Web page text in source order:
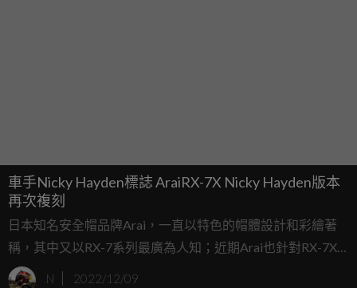
車手Nicky Hayden標誌 AraiRX-7X Nicky Hayden版本
再次複刻
日本知名安全帽品牌Arai，一直以特色的帽體設計和彩繪著
稱，其中又以RX-7系列最廣為人知；近期Arai也針對RX-7X
推出全新Nicky Hayden配色，用以紀念2017年因車禍事故不
N 2022/12/09